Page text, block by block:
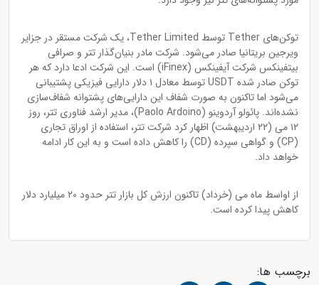
توکن‌های Tether توسط Tether Limited، یک شرکت مستقر در جزایر
ویرجین بریتانیا صادر می‌شود. شرکت مادر بنیان‌گذار تتر و صرافی
بیتفینکس شرکت آیفینکس (iFinex) است. این شرکت ادعا دارد که هر
توکن صادر شده USDT توسط معادل ۱ دلار دارایی فیزیکی پشتیبانی
می‌شود اما تاکنون به صورت شفاف این دارایی‌های پشتوانه شفاف‌سازی
نشده‌اند. پائولو آردوینو (Paolo Ardoino)، مدیر ارشد فناوری تتر، روز
۱۲ می (۲۲ اردیبهشت) اظهار کرد شرکت تتر، استفاده از اوراق تجاری
(CP) و گواهی سپرده (CD) را کاهش داده است و به این کار ادامه
خواهد داد.
از اواسط ماه می (خرداد) تاکنون ارزش کل بازار تتر حدود ۲۰ میلیارد دلار
کاهش پیدا کرده است.
برچسب ها: